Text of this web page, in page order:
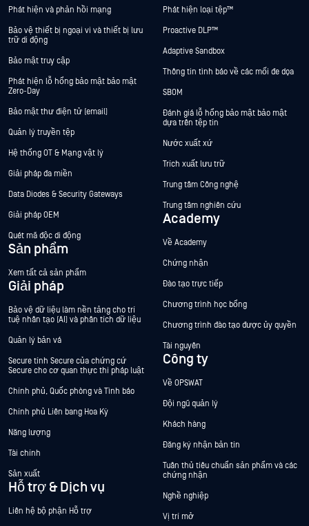
Phát hiện và phản hồi mạng
Bảo vệ thiết bị ngoại vi và thiết bị lưu
trữ di động
Bảo mật truy cập
Phát hiện lỗ hổng bảo mật bảo mật
Zero-Day
Bảo mật thư điện tử (email)
Quản lý truyền tệp
Hệ thống OT & Mạng vật lý
Giải pháp đa miền
Data Diodes & Security Gateways
Giải pháp OEM
Quét mã độc di động
Sản phẩm
Xem tất cả sản phẩm
Giải pháp
Bảo vệ dữ liệu làm nền tảng cho trí
tuệ nhân tạo (AI) và phân tích dữ liệu
Quản lý bản vá
Secure tính Secure của chứng cứ
Secure cho cơ quan thực thi pháp luật
Chính phủ, Quốc phòng và Tình báo
Chính phủ Liên bang Hoa Kỳ
Năng lượng
Tài chính
Sản xuất
Hỗ trợ & Dịch vụ
Liên hệ bộ phận Hỗ trợ
Phát hiện loại tệp™
Proactive DLP™
Adaptive Sandbox
Thông tin tình báo về các mối đe dọa
SBOM
Đánh giá lỗ hổng bảo mật bảo mật
dựa trên tệp tin
Nước xuất xứ
Trích xuất lưu trữ
Trung tâm Công nghệ
Trung tâm nghiên cứu
Academy
Về Academy
Chứng nhận
Đào tạo trực tiếp
Chương trình học bổng
Chương trình đào tạo được ủy quyền
Tài nguyên
Công ty
Về OPSWAT
Đội ngũ quản lý
Khách hàng
Đăng ký nhận bản tin
Tuân thủ tiêu chuẩn sản phẩm và các
chứng nhận
Nghề nghiệp
Vị trí mở